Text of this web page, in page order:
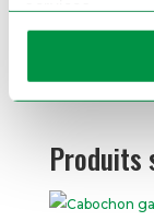
services.
Produits